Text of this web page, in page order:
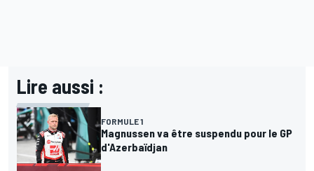
Lire aussi :
FORMULE 1
Magnussen va être suspendu pour le GP
d'Azerbaïdjan